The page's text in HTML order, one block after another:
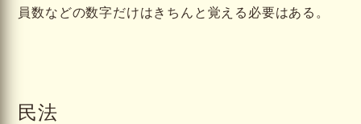
員数などの数字だけはきちんと覚える必要はある。
民法